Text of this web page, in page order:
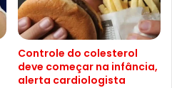
Controle do colesterol
deve começar na infância,
alerta cardiologista